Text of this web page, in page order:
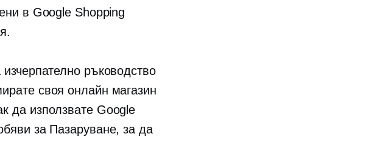
в Google Shopping
ръководство
своя онлайн магазин
да използвате Google
за Пазаруване, за да